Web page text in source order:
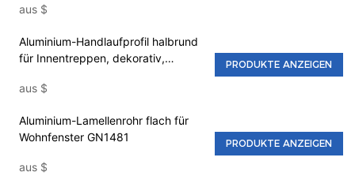
aus $
Aluminium-Handlaufprofil halbrund
für Innentreppen, dekorativ,
aus $
PRODUKTE ANZEIGEN
Aluminium-Lamellenrohr flach für
Wohnfenster GN1481
aus $
PRODUKTE ANZEIGEN